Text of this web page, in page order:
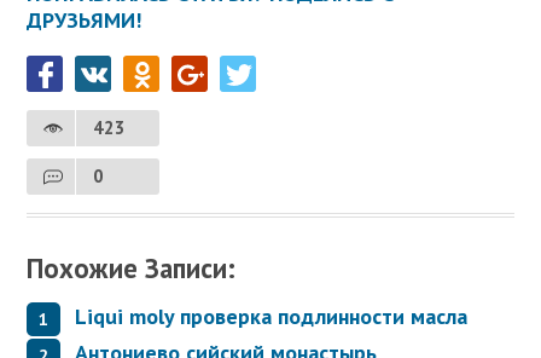
ДРУЗЬЯМИ!
423
0
Похожие Записи:
Liqui moly проверка подлинности масла